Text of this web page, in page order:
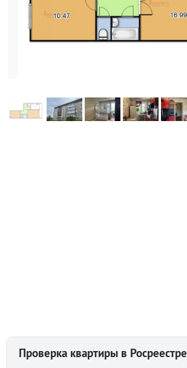
Проверка квартиры в Росреестре